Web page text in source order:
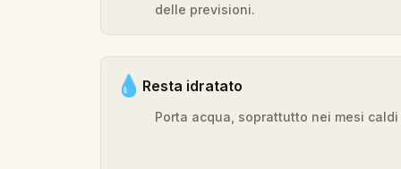
delle previsioni.
💧 Resta idratato
Porta acqua, soprattutto nei mesi